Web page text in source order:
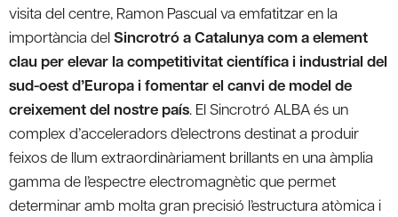
visita del centre, Ramon Pascual va emfatitzar en la
importància delSincrotró a Catalunya com a element
clau per elevar la competitivitat científica i industrial del
sud-oest d’Europa i fomentar el canvi de model de
creixement del nostre país. El Sincrotró ALBA és un
complex d’acceleradors d’electrons destinat a produir
feixos de llum extraordinàriament brillants en una àmplia
gamma de l’espectre electromagnètic que permet
determinar amb molta gran precisió l’estructura atòmica i